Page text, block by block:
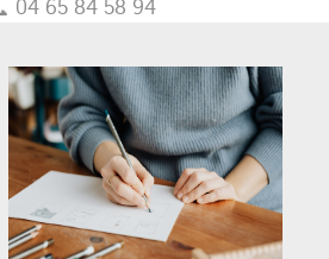
04 65 84 58 94